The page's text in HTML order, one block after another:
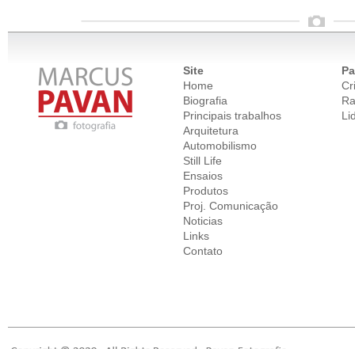
Site
Home
Biografia
Principais trabalhos
Arquitetura
Automobilismo
Still Life
Ensaios
Produtos
Proj. Comunicação
Noticias
Links
Contato